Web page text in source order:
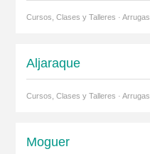
Cursos, Clases y Talleres · Arrugas
Aljaraque
Cursos, Clases y Talleres · Arrugas
Moguer